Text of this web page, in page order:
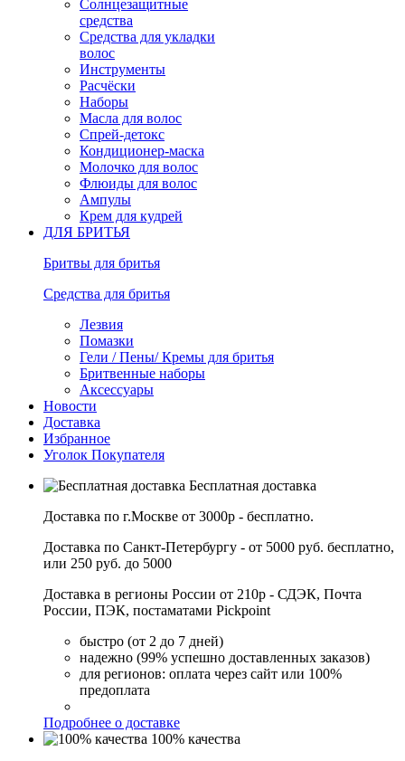
Солнцезащитные
средства
Средства для укладки
волос
Инструменты
Расчёски
Наборы
Масла для волос
Спрей-детокс
Кондиционер-маска
Молочко для волос
Флюиды для волос
Ампулы
Крем для кудрей
ДЛЯ БРИТЬЯ
Бритвы для бритья
Средства для бритья
Лезвия
Помазки
Гели / Пены/ Кремы для бритья
Бритвенные наборы
Аксессуары
Новости
Доставка
Избранное
Уголок Покупателя
Бесплатная доставка
Доставка по г.Москве от 3000р - бесплатно.
Доставка по Санкт-Петербургу - от 5000 руб. бесплатно,
или 250 руб. до 5000
Доставка в регионы России от 210р - СДЭК, Почта
России, ПЭК, постаматами Pickpoint
быстро (от 2 до 7 дней)
надежно (99% успешно доставленных заказов)
для регионов: оплата через сайт или 100%
предоплата
Подробнее о доставке
100% качества